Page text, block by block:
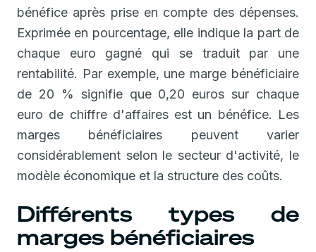
bénéfice après prise en compte des dépenses.
Exprimée en pourcentage, elle indique la part de
chaque euro gagné qui se traduit par une
rentabilité. Par exemple, une marge bénéficiaire
de 20 % signifie que 0,20 euros sur chaque
euro de chiffre d'affaires est un bénéfice. Les
marges bénéficiaires peuvent varier
considérablement selon le secteur d'activité, le
modèle économique et la structure des coûts.
Différents types de
marges bénéficiaires